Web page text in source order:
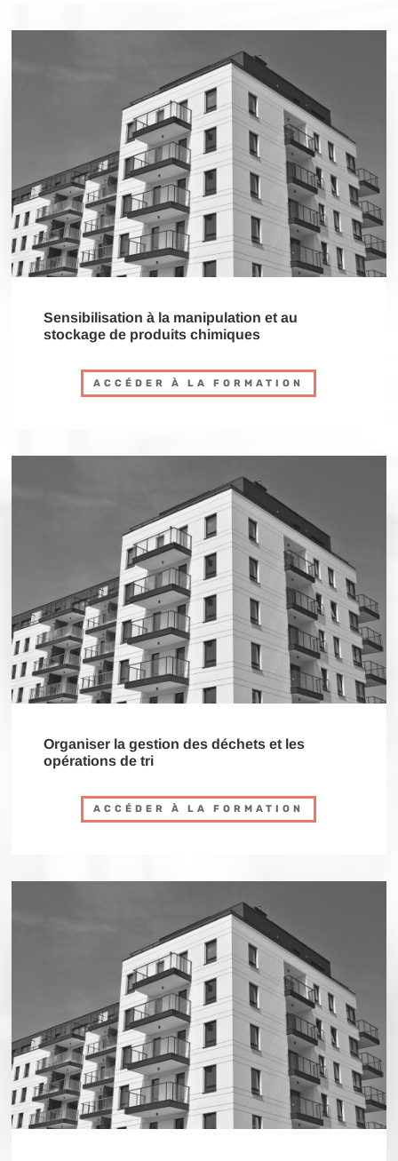
Sensibilisation à la manipulation et au
stockage de produits chimiques
ACCÉDER À LA FORMATION
Organiser la gestion des déchets et les
opérations de tri
ACCÉDER À LA FORMATION